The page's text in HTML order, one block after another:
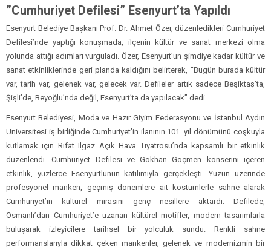
”Cumhuriyet Defilesi” Esenyurt’ta Yapıldı
Esenyurt Belediye Başkanı Prof. Dr. Ahmet Özer, düzenledikleri Cumhuriyet
Defilesi’nde yaptığı konuşmada, ilçenin kültür ve sanat merkezi olma
yolunda attığı adımları vurguladı. Özer, Esenyurt’un şimdiye kadar kültür ve
sanat etkinliklerinde geri planda kaldığını belirterek, “Bugün burada kültür
var, tarih var, gelenek var, gelecek var. Defileler artık sadece Beşiktaş’ta,
Şişli’de, Beyoğlu’nda değil, Esenyurt’ta da yapılacak” dedi.
Esenyurt Belediyesi, Moda ve Hazır Giyim Federasyonu ve İstanbul Aydın
Üniversitesi iş birliğinde Cumhuriyet’in ilanının 101. yıl dönümünü coşkuyla
kutlamak için Rıfat Ilgaz Açık Hava Tiyatrosu’nda kapsamlı bir etkinlik
düzenlendi. Cumhuriyet Defilesi ve Gökhan Göçmen konserini içeren
etkinlik, yüzlerce Esenyurtlunun katılımıyla gerçekleşti. Yüzün üzerinde
profesyonel manken, geçmiş dönemlere ait kostümlerle sahne alarak
Cumhuriyet’in kültürel mirasını genç nesillere aktardı. Defilede,
Osmanlı’dan Cumhuriyet’e uzanan kültürel motifler, modern tasarımlarla
buluşarak izleyicilere tarihsel bir yolculuk sundu. Renkli sahne
performanslarıyla dikkat çeken mankenler, gelenek ve modernizmin bir